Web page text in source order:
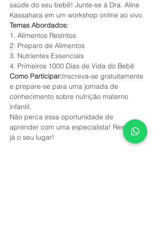
saúde do seu bebê! Junte-se à Dra. Aline
Kassahara em um workshop online ao vivo.
Temas Abordados:
1. Alimentos Restritos
2. Preparo de Alimentos
3. Nutrientes Essenciais
4. Primeiros 1000 Dias de Vida do Bebê
Como Participar:Inscreva-se gratuitamente
e prepare-se para uma jornada de
conhecimento sobre nutrição materno
infantil.
Não perca essa oportunidade de
aprender com uma especialista! Reserve
já o seu lugar!